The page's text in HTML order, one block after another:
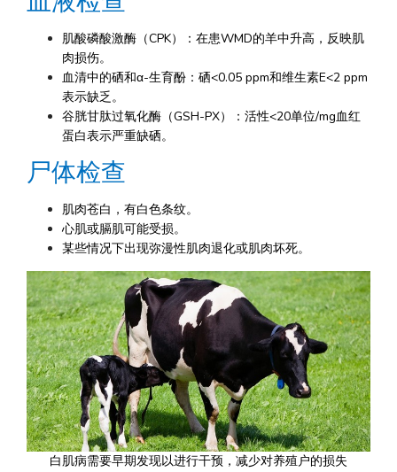
肌酸磷酸激酶（CPK）：在患WMD的羊中升高，反映肌
肉损伤。
血清中的硒和α-生育酚：硒<0.05 ppm和维生素E<2 ppm
表示缺乏。
谷胱甘肽过氧化酶（GSH-PX）：活性<20单位/mg血红
蛋白表示严重缺硒。
尸体检查
肌肉苍白，有白色条纹。
心肌或膈肌可能受损。
某些情况下出现弥漫性肌肉退化或肌肉坏死。
白肌病需要早期发现以进行干预，减少对养殖户的损失